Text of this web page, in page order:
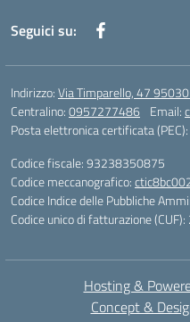
Seguici su:
Indirizzo:Via Timparello, 47 95030
Centralino:0957277486 Email:
Posta elettronica certificata (PEC):
Codice fiscale: 93238350875
Codice meccanografico:
Codice Indice delle Pubbliche
Codice unico di fatturazione (CUF):
Hosting &
Concept &